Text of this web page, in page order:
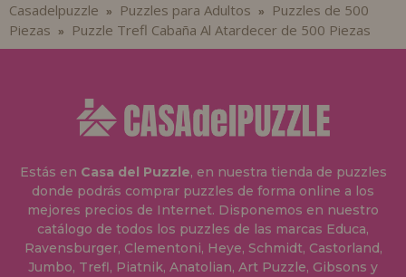
Casadelpuzzle » Puzzles para Adultos »
Puzzles de 500
Piezas » Puzzle Trefl Cabaña Al Atardecer de 500 Piezas
Estás en Casa del Puzzle, en nuestra tienda de puzzles
donde podrás comprar puzzles de forma online a los
mejores precios de Internet. Disponemos en nuestro
catálogo de todos los puzzles de las marcas Educa,
Ravensburger, Clementoni, Heye, Schmidt, Castorland,
Jumbo, Trefl, Piatnik, Anatolian, Art Puzzle, Gibsons y